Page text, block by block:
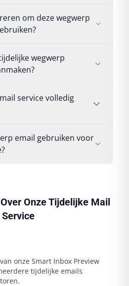
om deze wegwerp
wegwerp
service volledig
email gebruiken voor
Onze Tijdelijke Mail
Service
onze Smart Inbox Preview
tijdelijke emails